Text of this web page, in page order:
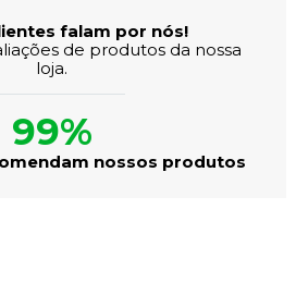
falam por nós!
de produtos da nossa
loja.
99%
nossos produtos